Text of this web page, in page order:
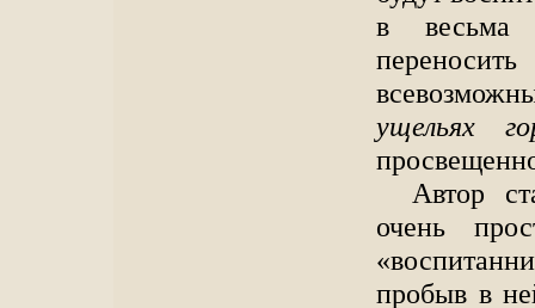
в весьма
ущельях
Автор
очень
пробыв в